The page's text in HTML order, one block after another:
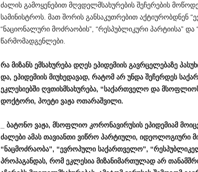
ძალის გამოყენებით მღვდელმსახურების შეჩერების
სამინისტროს. მათ შორის განსაკუთრებით აქტიურობდნენ
“ნაციონალური მოძრაობის”, “რესპუბლიკური პარტიისა”
წარმომადგენლები.
რა მიზანს ემსახურება დღეს ეპიდემიის გავრცელებაზე
და, ეპიდემიის მიუხედავად, რატომ არ უნდა შეჩერდეს
ეკლესიებში ღვთისმსახურება, “საქართველო და
დოქტორი, პოეტი ვაჟა ოთარაშვილი.
ბატონო ვაჟა, მსოფლიო კორონავირუსის ეპიდემიამ
ძალები ამას თავიანთი ვიწრო პარტიული, იდეოლოგიური
“ნაცმოძრაობა”, “ევროპული საქართველო”, “
პროპაგანდას, რომ ეკლესია მიზანიმართულად არ